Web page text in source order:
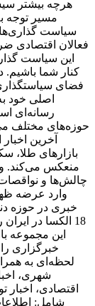
هرچه بیشتر
مسیر توجه
سیاست
فعالان اقتصادی
این سیاست
کنار شما باشیم.
فضای
اصلی خود
رسانه‌ای
حوزه‌های مختلف
آخرین
بازارهای طلا،
منعکس می‌کند.
چالش‌ها و نواقصات
وارد عرضه
خبری در حوزه
18 الکسا در
این مجموعه
خبرگزاری
لحظه‌ای به
شهری،
اقتصادی، اخبار
شامل: